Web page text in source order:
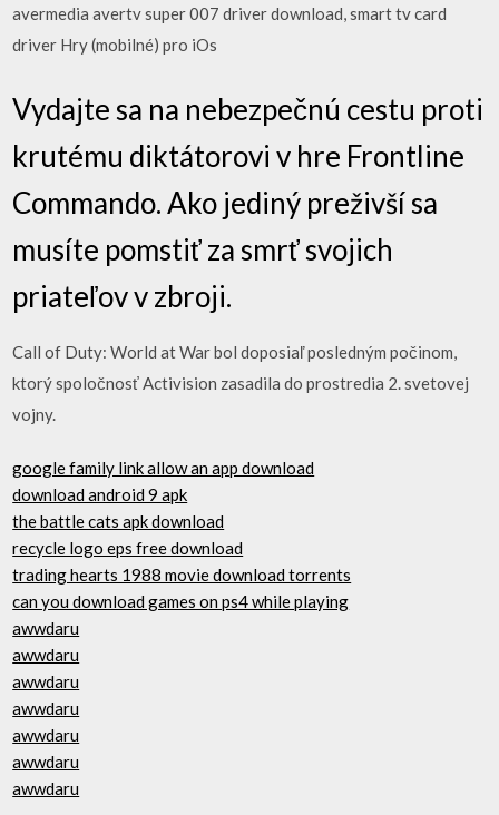
avermedia avertv super 007 driver download, smart tv card
driver Hry (mobilné) pro iOs
Vydajte sa na nebezpečnú cestu proti
krutému diktátorovi v hre Frontline
Commando. Ako jediný preživší sa
musíte pomstiť za smrť svojich
priateľov v zbroji.
Call of Duty: World at War bol doposiaľ posledným počinom,
ktorý spoločnosť Activision zasadila do prostredia 2. svetovej
vojny.
google family link allow an app download
download android 9 apk
the battle cats apk download
recycle logo eps free download
trading hearts 1988 movie download torrents
can you download games on ps4 while playing
awwdaru
awwdaru
awwdaru
awwdaru
awwdaru
awwdaru
awwdaru